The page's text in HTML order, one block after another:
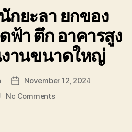
กยะลา ยกของ
า ตึก อาคารสูง
านขนาดใหญ่
Post
date
November 12, 2024
No Commentson